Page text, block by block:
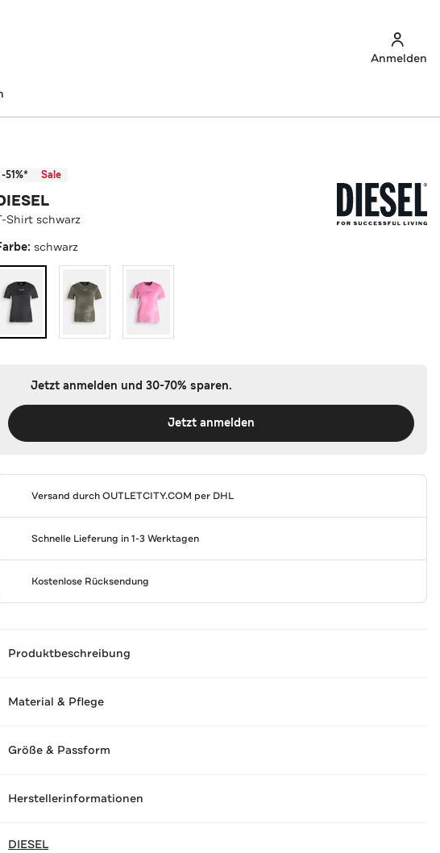
Anmelden
-51%* Sale
Shirt schwarz
schwarz
Jetzt anmelden und 30-70% sparen.
Jetzt anmelden
Versand durchOUTLETCITY.COM per DHL
Schnelle Lieferung in 1-3 Werktagen
Kostenlose Rücksendung
Produktbeschreibung
Material & Pflege
Größe & Passform
Herstellerinformationen
DIESEL